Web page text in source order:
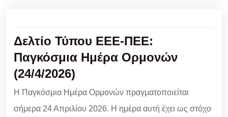
Δελτίο Τύπου ΕΕΕ-ΠΕΕ:
Παγκόσμια Ημέρα Ορμονών
(24/4/2026)
Η Παγκόσμια Ημέρα Ορμονών πραγματοποιείται
σήμερα 24 Απριλίου 2026. Η ημέρα αυτή έχει ως στόχο